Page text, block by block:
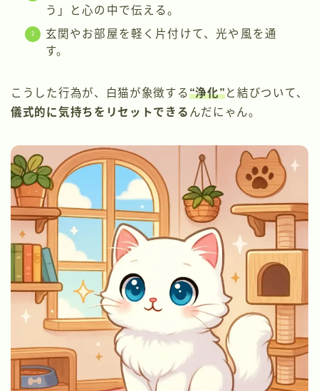
う」と心の中で伝える。
玄関やお部屋を軽く片付けて、光や風を通
す。
こうした行為が、白猫が象徴する“浄化”と結びついて、
儀式的に気持ちをリセットできる んだにゃん。